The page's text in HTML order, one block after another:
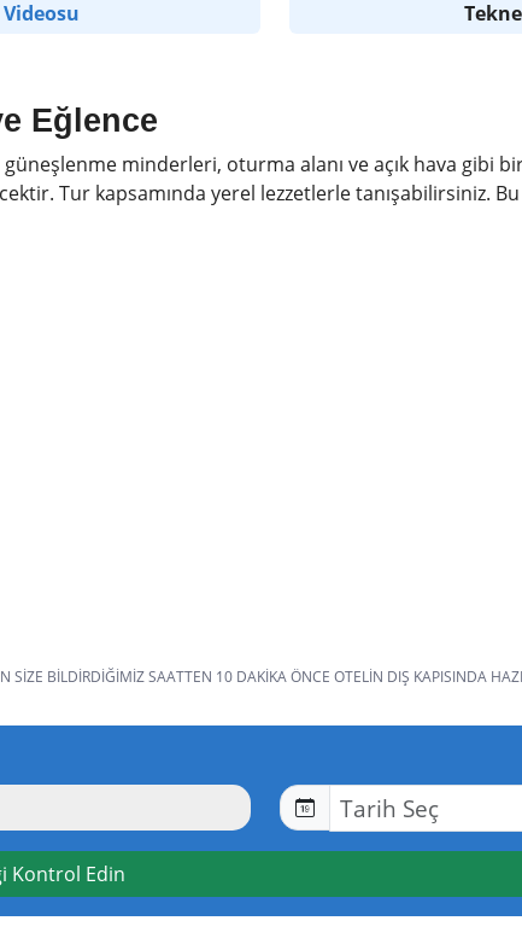
Eğlence
minderleri, oturma alanı ve açık hava gibi
Tur kapsamında yerel lezzetlerle tanışabilirsiniz.
SIZE BILDIRDIĞIMIZ SAATTEN 10 DAKIKA ÖNCE OTELIN DIŞ KAPISINDA
Kontrol Edin